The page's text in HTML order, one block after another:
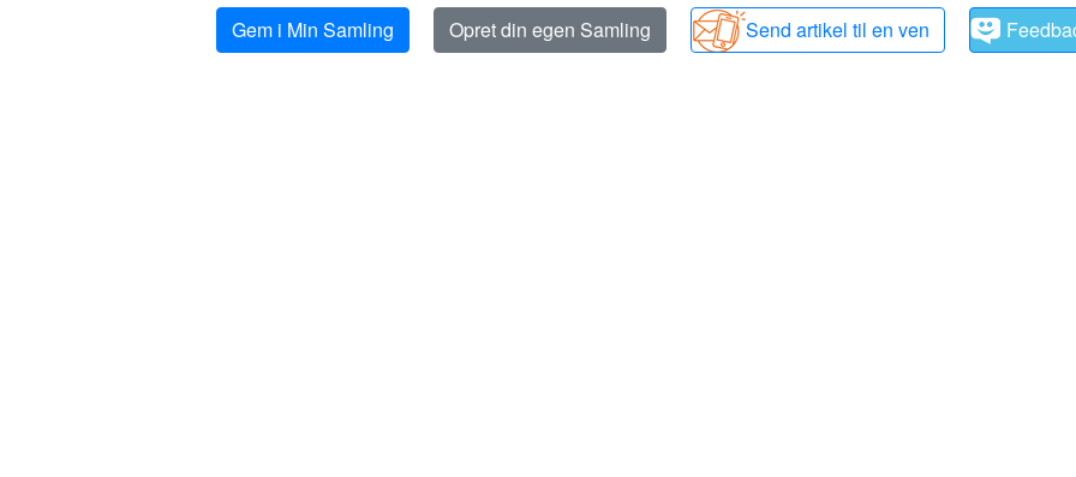
Gem i Min Samling Opret din egen Samling Send artikel til en ven